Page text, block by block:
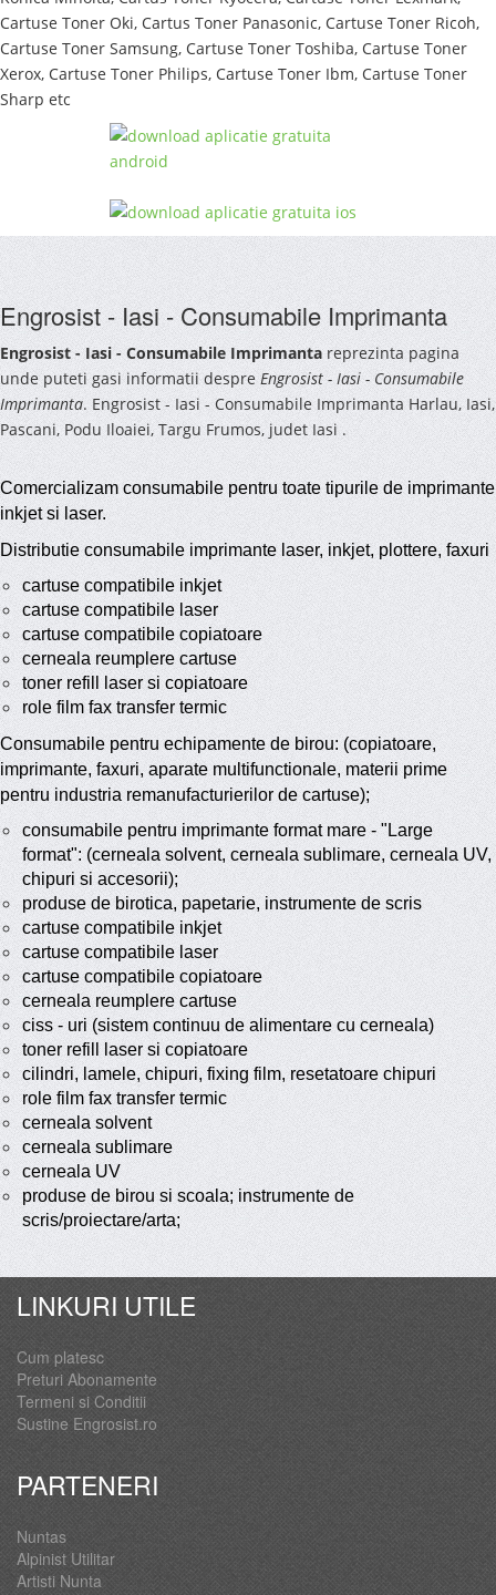
Cartuse Toner Oki, Cartus Toner Panasonic, Cartuse Toner Ricoh,
Cartuse Toner Samsung, Cartuse Toner Toshiba, Cartuse Toner
Xerox, Cartuse Toner Philips, Cartuse Toner Ibm, Cartuse Toner
Sharp etc
Engrosist - Iasi - Consumabile Imprimanta
Engrosist - Iasi - Consumabile Imprimantareprezinta pagina
unde puteti gasi informatii despre Engrosist - Iasi - Consumabile
Imprimanta. Engrosist - Iasi - Consumabile Imprimanta Harlau, Iasi,
Pascani, Podu Iloaiei, Targu Frumos, judet Iasi .
Comercializam consumabile pentru toate tipurile de imprimante
inkjet si laser.
Distributie consumabile imprimante laser, inkjet, plottere, faxuri
cartuse compatibile inkjet
cartuse compatibile laser
cartuse compatibile copiatoare
cerneala reumplere cartuse
toner refill laser si copiatoare
role film fax transfer termic
Consumabile pentru echipamente de birou: (copiatoare,
imprimante, faxuri, aparate multifunctionale, materii prime
pentru industria remanufacturierilor de cartuse);
consumabile pentru imprimante format mare - "Large
format": (cerneala solvent, cerneala sublimare, cerneala UV,
chipuri si accesorii);
produse de birotica, papetarie, instrumente de scris
cartuse compatibile inkjet
cartuse compatibile laser
cartuse compatibile copiatoare
cerneala reumplere cartuse
ciss - uri (sistem continuu de alimentare cu cerneala)
toner refill laser si copiatoare
cilindri, lamele, chipuri, fixing film, resetatoare chipuri
role film fax transfer termic
cerneala solvent
cerneala sublimare
cerneala UV
produse de birou si scoala; instrumente de
scris/proiectare/arta;
LINKURI UTILE
Cum platesc
Preturi Abonamente
Termeni si Conditii
Sustine Engrosist.ro
PARTENERI
Nuntas
Alpinist Utilitar
Artisti Nunta